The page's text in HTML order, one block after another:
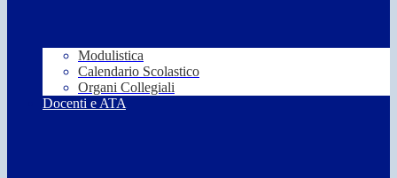
Modulistica
Calendario Scolastico
Organi Collegiali
Docenti e ATA